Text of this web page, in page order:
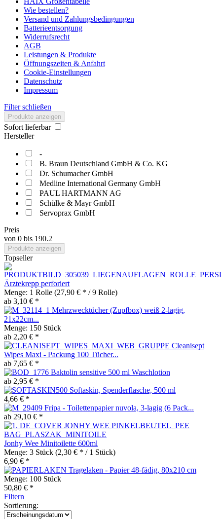
Wie bestellen?
Versand und Zahlungsbedingungen
Batterieentsorgung
Widerrufsrecht
AGB
Leistungen & Produkte
Öffnungszeiten & Anfahrt
Cookie-Einstellungen
Datenschutz
Impressum
Filter schließen
Produkte anzeigen
Sofort lieferbar
Hersteller
-
B. Braun Deutschland GmbH & Co. KG
Dr. Schumacher GmbH
Medline International Germany GmbH
PAUL HARTMANN AG
Schülke & Mayr GmbH
Servoprax GmbH
Preis
von 0 bis 190.2
Produkte anzeigen
Topseller
Ärztekrepp perforiert
Menge: 1 Rolle (27,90 € * / 9 Rolle)
ab 3,10 € *
Mehrzwecktücher (Zupfbox) weiß 2-lagig,
21x22cm...
Menge: 150 Stück
ab 2,20 € *
Cleanisept
Wipes Maxi - Packung 100 Tücher...
ab 7,65 € *
Baktolin sensitive 500 ml Waschlotion
ab 2,95 € *
Softaskin, Spenderflasche, 500 ml
4,66 € *
Fripa - Toilettenpapier nuvola, 3-lagig (6 Pack...
ab 29,10 € *
Jonhy Wee Minitoilette 600ml
Menge: 3 Stück (2,30 € * / 1 Stück)
6,90 € *
Tragelaken - Papier 48-fädig, 80x210 cm
Menge: 100 Stück
50,80 € *
Filtern
Sortierung: